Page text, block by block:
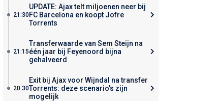
21:30
UPDATE: Ajax telt miljoenen neer bij
FC Barcelona en koopt Jofre
Torrents
21:15
Transferwaarde van Sem Steijn na
één jaar bij Feyenoord bijna
gehalveerd
20:30
Exit bij Ajax voor Wijndal na transfer
Torrents: deze scenario's zijn
mogelijk